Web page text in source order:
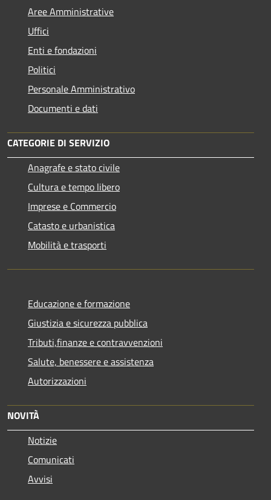
Aree Amministrative
Uffici
Enti e fondazioni
Politici
Personale Amministrativo
Documenti e dati
CATEGORIE DI SERVIZIO
Anagrafe e stato civile
Cultura e tempo libero
Imprese e Commercio
Catasto e urbanistica
Mobilità e trasporti
Educazione e formazione
Giustizia e sicurezza pubblica
Tributi,finanze e contravvenzioni
Salute, benessere e assistenza
Autorizzazioni
NOVITÀ
Notizie
Comunicati
Avvisi